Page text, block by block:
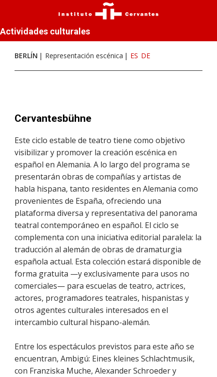
Actividades culturales
BERLÍN Representación escénica ES DE
Cervantesbühne
Este ciclo estable de teatro tiene como objetivo
visibilizar y promover la creación escénica en
español en Alemania. A lo largo del programa se
presentarán obras de compañías y artistas de
habla hispana, tanto residentes en Alemania como
provenientes de España, ofreciendo una
plataforma diversa y representativa del panorama
teatral contemporáneo en español. El ciclo se
complementa con una iniciativa editorial paralela: la
traducción al alemán de obras de dramaturgia
española actual. Esta colección estará disponible de
forma gratuita —y exclusivamente para usos no
comerciales— para escuelas de teatro, actrices,
actores, programadores teatrales, hispanistas y
otros agentes culturales interesados en el
intercambio cultural hispano-alemán.
Entre los espectáculos previstos para este año se
encuentran, Ambigú: Eines kleines Schlachtmusik,
con Franziska Muche, Alexander Schroeder y